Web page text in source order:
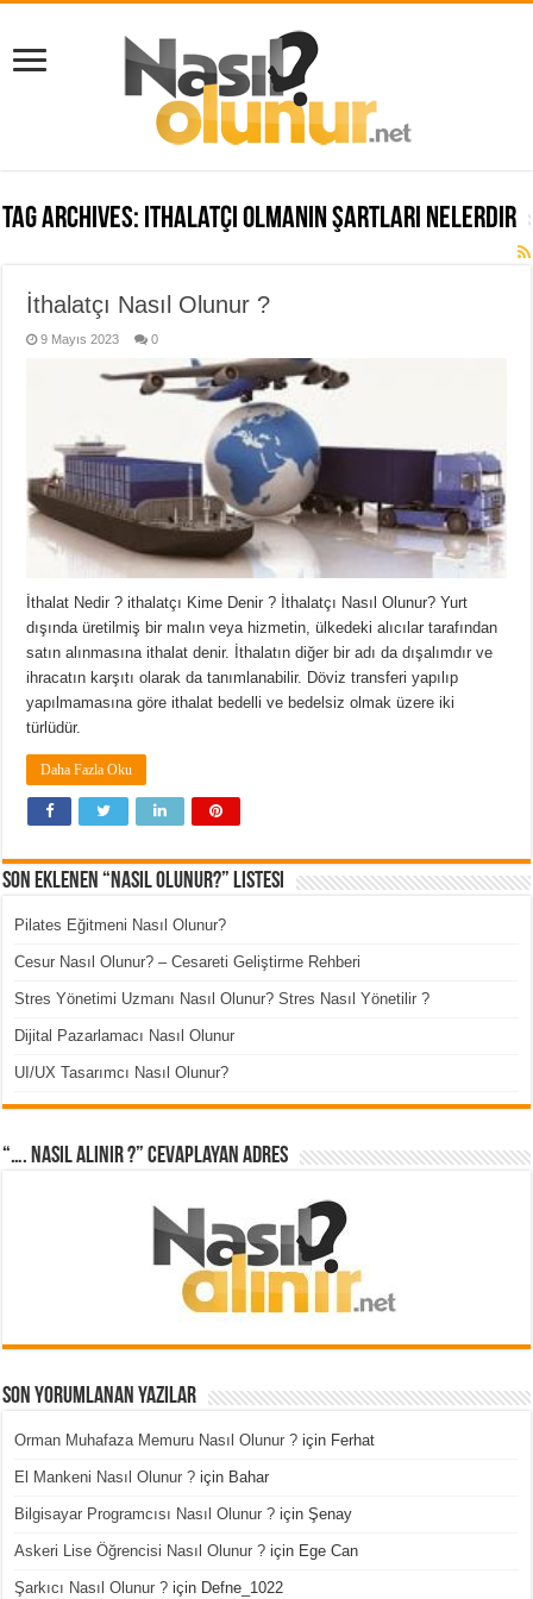
Tag Archives: ithalatçı olmanın şartları nelerdir
İthalatçı Nasıl Olunur ?
9 Mayıs 2023 0
İthalat Nedir ? ithalatçı Kime Denir ? İthalatçı Nasıl Olunur? Yurt
dışında üretilmiş bir malın veya hizmetin, ülkedeki alıcılar tarafından
satın alınmasına ithalat denir. İthalatın diğer bir adı da dışalımdır ve
ihracatın karşıtı olarak da tanımlanabilir. Döviz transferi yapılıp
yapılmamasına göre ithalat bedelli ve bedelsiz olmak üzere iki
türlüdür.
Daha Fazla Oku
Son Eklenen “Nasıl Olunur?” Listesi
Pilates Eğitmeni Nasıl Olunur?
Cesur Nasıl Olunur? – Cesareti Geliştirme Rehberi
Stres Yönetimi Uzmanı Nasıl Olunur? Stres Nasıl Yönetilir ?
Dijital Pazarlamacı Nasıl Olunur
UI/UX Tasarımcı Nasıl Olunur?
“…. Nasıl Alınır ?” cevaplayan adres
Son Yorumlanan Yazılar
Orman Muhafaza Memuru Nasıl Olunur ? için Ferhat
El Mankeni Nasıl Olunur ? için Bahar
Bilgisayar Programcısı Nasıl Olunur ? içinŞenay
Askeri Lise Öğrencisi Nasıl Olunur ? için Ege Can
Şarkıcı Nasıl Olunur ? için Defne_1022